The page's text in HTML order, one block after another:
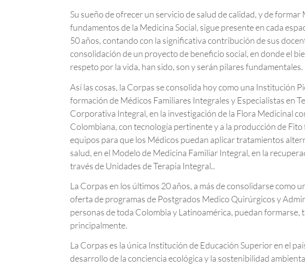
Su sueño de ofrecer un servicio de salud de calidad, y de
fundamentos de la Medicina Social, sigue presente en cada
50 años, contando con la significativa contribución de sus
consolidación de un proyecto de beneficio social, en donde el
respeto por la vida, han sido, son y serán pilares fundamentales.
Así las cosas, la Corpas se consolida hoy como una Institución
formación de Médicos Familiares Integrales y Especialistas en
Corporativa Integral, en la investigación de la Flora Medicinal
Colombiana, con tecnología pertinente y a la producción de
equipos para que los Médicos puedan aplicar tratamientos
salud, en el Modelo de Medicina Familiar Integral, en la
través de Unidades de Terapia Integral..
La Corpas en los últimos 20 años, a más de consolidarse
oferta de programas de Postgrados Medico Quirúrgicos y
personas de toda Colombia y Latinoamérica, puedan
principalmente.
La Corpas es la única Institución de Educación Superior en el
desarrollo de la conciencia ecológica y la sostenibilidad